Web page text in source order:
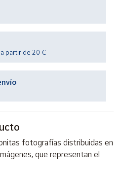
partir de 20 €
fotografías distribuidas en
que representan el